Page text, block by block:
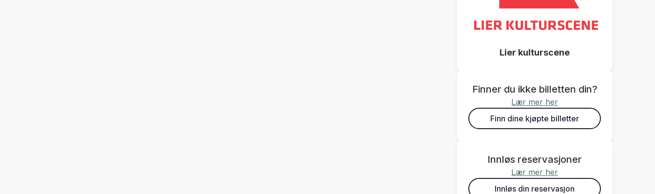
Lier kulturscene
Finner du ikke billetten din?
Lær mer her
Finn dine kjøpte billetter
Innløs reservasjoner
Lær mer her
Innløs din reservasjon